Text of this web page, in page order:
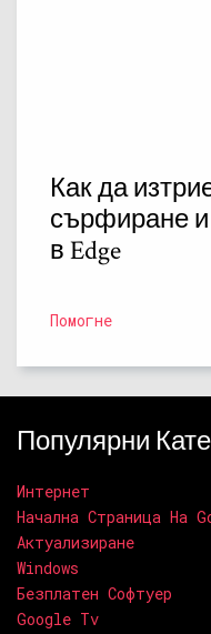
Как да
сърфиране
в Edge
Помогне
Популярни
Интернет
Начална Страница На
Актуализиране
Windows
Безплатен Софтуер
Google Tv